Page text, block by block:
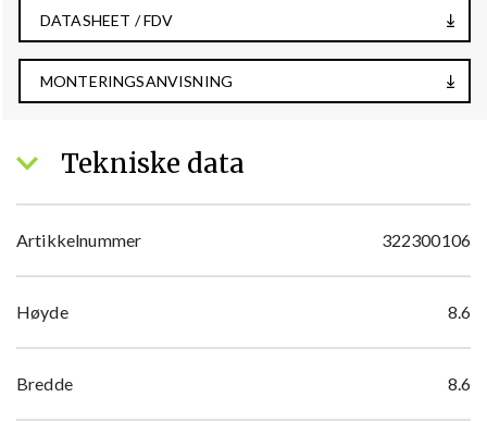
DATASHEET / FDV
MONTERINGSANVISNING
Tekniske data
Artikkelnummer 322300106
Høyde 8.6
Bredde 8.6